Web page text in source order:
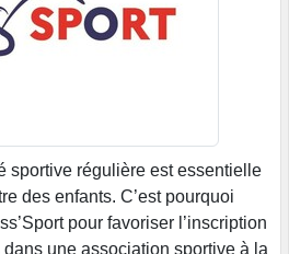
sportive régulière est essentielle
des enfants. C’est pourquoi
pour favoriser l’inscription
une association sportive à la